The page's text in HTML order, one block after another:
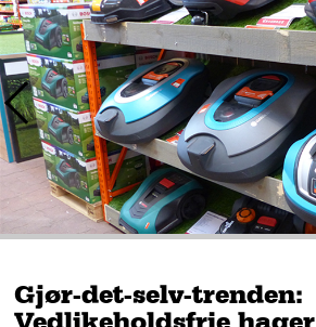
Gjør-det-selv-trenden: